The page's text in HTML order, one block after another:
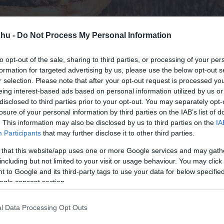
- Do Not Process My Personal Information
opt-out of the sale, sharing to third parties, or processing of your
for targeted advertising by us, please use the below opt-out
selection. Please note that after your opt-out request is processed
interest-based ads based on personal information utilized by us
to third parties prior to your opt-out. You may separately
of your personal information by third parties on the IAB’s list of
This information may also be disclosed by us to third parties on the
Participants that may further disclose it to other third parties.
that this website/app uses one or more Google services and may
but not limited to your visit or usage behaviour. You may
to Google and its third-party tags to use your data for below
consent section.
Data Processing Opt Outs
A Bamba Marha Burger
friss alapanyagok szükségesek. A Bamba Marha
ezzel a frissességet és a fenntarthatóságot.
buci, puha és ízletes, tökéletesen kiegészítve a szaftos
minősége kulcsfontosságú; a megfelelő zsírtartalom és